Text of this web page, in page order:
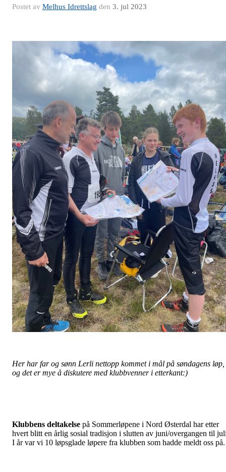
Postet av Melhus Idrettslag den 3. jul 2023
Her har far og sønn Lerli nettopp kommet i mål på søndagens løp,
og det er mye å diskutere med klubbvenner i etterkant:)
Klubbens deltakelse på Sommerløpene i Nord Østerdal har etter
hvert blitt en årlig sosial tradisjon i slutten av juni/overgangen til
I år var vi 10 løpsglade løpere fra klubben som hadde meldt oss på.